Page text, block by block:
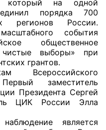
СВЯЗЬ
который на одной
порядка 700
регионов России.
события
общественное
выборы» при
грантов.
Всероссийского
заместитель
Президента Сергей
ЦИК России Элла
является